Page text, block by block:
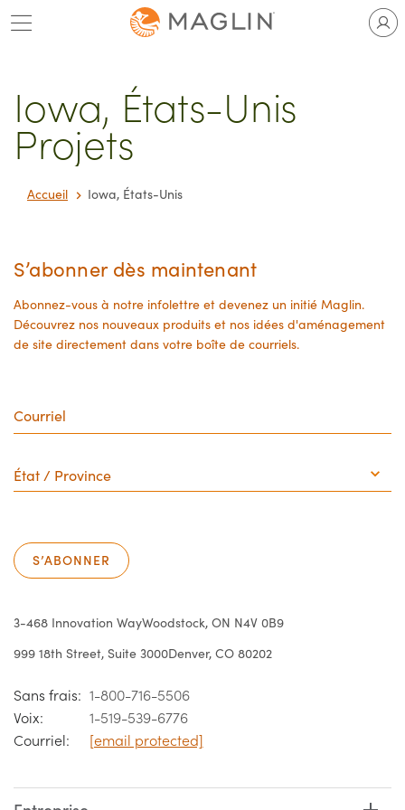
Passer
au
Iowa, États-Unis
Projets
Accueil Iowa, États-Unis
S’abonner dès maintenant
Abonnez-vous à notre infolettre et devenez un initié Maglin.
Découvrez nos nouveaux produits et nos idées d'aménagement
de site directement dans votre boîte de courriels.
/
Province
S’ABONNER
3-468 Innovation WayWoodstock, ON N4V 0B9
999 18th Street, Suite 3000Denver, CO 80202
Sans frais: 1-800-716-5506
Voix:
1-519-539-6776
Courriel:
[email protected]